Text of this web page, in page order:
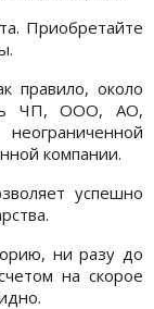
Приобретайте
правило, около
ЧП, ООО, АО,
компании.
успешно
ни разу до
на скорое